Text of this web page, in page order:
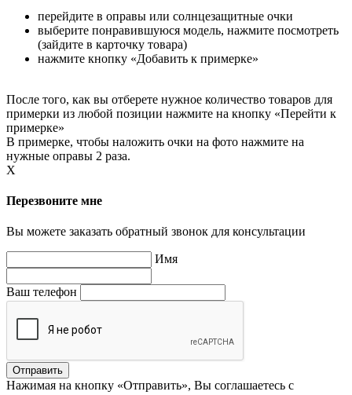
перейдите в оправы или солнцезащитные очки
выберите понравившуюся модель, нажмите посмотреть
(зайдите в карточку товара)
нажмите кнопку «Добавить к примерке»
После того, как вы отберете нужное количество товаров для
примерки из любой позиции нажмите на кнопку «Перейти к
примерке»
В примерке, чтобы наложить очки на фото нажмите на
нужные оправы 2 раза.
X
Перезвоните мне
Вы можете заказать обратный звонок для консультации
Имя
Ваш телефон
Нажимая на кнопку «Отправить», Вы соглашаетесь с